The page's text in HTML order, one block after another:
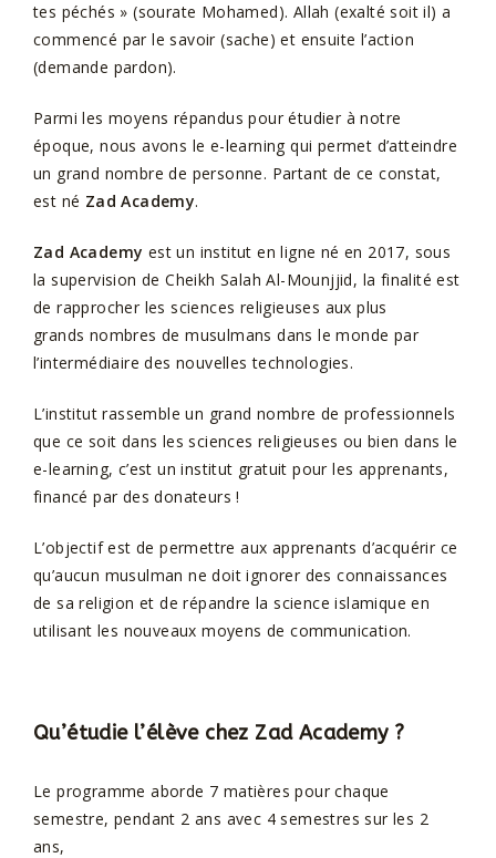
tes péchés » (sourate Mohamed). Allah (exalté soit il) a
commencé par le savoir (sache) et ensuite l’action
(demande pardon).
Parmi les moyens répandus pour étudier à notre
époque, nous avons le e-learning qui permet d’atteindre
un grand nombre de personne. Partant de ce constat,
est né Zad Academy.
Zad Academy est un institut en ligne né en 2017, sous
la supervision de Cheikh Salah Al-Mounjjid, la finalité est
de rapprocher les sciences religieuses aux plus
grands nombres de musulmans dans le monde par
l’intermédiaire des nouvelles technologies.
L’institut rassemble un grand nombre de professionnels
que ce soit dans les sciences religieuses ou bien dans le
e-learning, c’est un institut gratuit pour les apprenants,
financé par des donateurs !
L’objectif est de permettre aux apprenants d’acquérir ce
qu’aucun musulman ne doit ignorer des connaissances
de sa religion et de répandre la science islamique en
utilisant les nouveaux moyens de communication.
Qu’étudie l’élève chez Zad Academy?
Le programme aborde 7 matières pour chaque
semestre, pendant 2 ans avec 4 semestres sur les 2
ans,